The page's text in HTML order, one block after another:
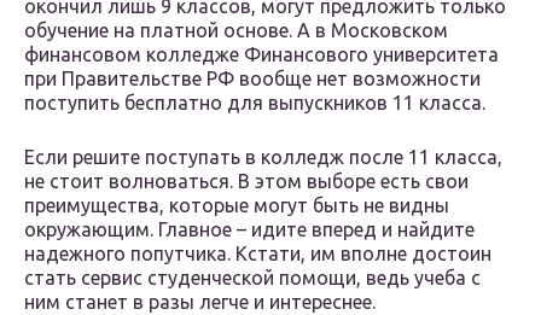
окончил лишь 9 классов, могут предложить только
обучение на платной основе. А в Московском
финансовом колледже Финансового университета
при Правительстве РФ вообще нет возможности
поступить бесплатно для выпускников 11 класса.
Если решите поступать в колледж после 11 класса,
не стоит волноваться. В этом выборе есть свои
преимущества, которые могут быть не видны
окружающим. Главное – идите вперед и найдите
надежного попутчика. Кстати, им вполне достоин
стать сервис студенческой помощи, ведь учеба с
ним станет в разы легче и интереснее.